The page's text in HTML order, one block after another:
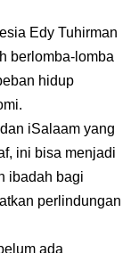
Edy Tuhirman
berlomba-lomba
hidup
iSalaam yang
ini bisa menjadi
ibadah bagi
perlindungan
ada